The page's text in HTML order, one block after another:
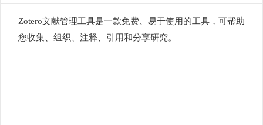
Zotero文献管理工具是一款免费、易于使用的工具，可帮助
您收集、组织、注释、引用和分享研究。